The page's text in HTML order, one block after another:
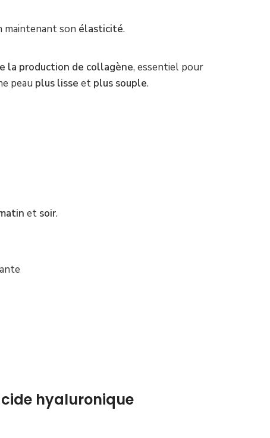
maintenant son élasticité.
la production de collagène, essentiel pour
peau plus lisse et plus souple.
et soir.
hyaluronique